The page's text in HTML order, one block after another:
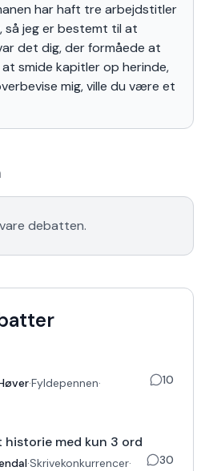
har haft tre arbejdstitler
jeg er bestemt til at
det dig, der formåede at
smide kapitler op herinde,
mig, ville du være et
debatten.
·Fyldepennen·
10
historie med kun 3 ord
·Skrivekonkurrencer·
30